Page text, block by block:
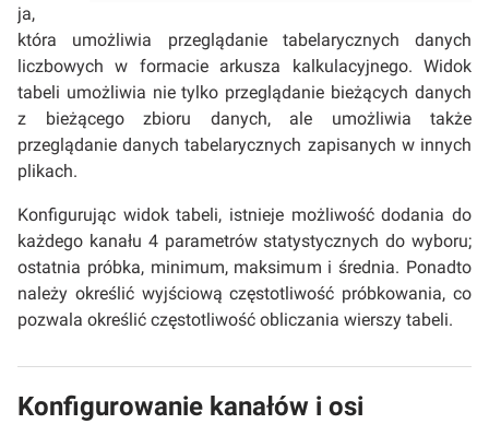
ja,
która umożliwia przeglądanie tabelarycznych danych
liczbowych w formacie arkusza kalkulacyjnego. Widok
tabeli umożliwia nie tylko przeglądanie bieżących danych
z bieżącego zbioru danych, ale umożliwia także
przeglądanie danych tabelarycznych zapisanych w innych
plikach.
Konfigurując widok tabeli, istnieje możliwość dodania do
każdego kanału 4 parametrów statystycznych do wyboru;
ostatnia próbka, minimum, maksimum i średnia. Ponadto
należy określić wyjściową częstotliwość próbkowania, co
pozwala określić częstotliwość obliczania wierszy tabeli.
Konfigurowanie kanałów i osi